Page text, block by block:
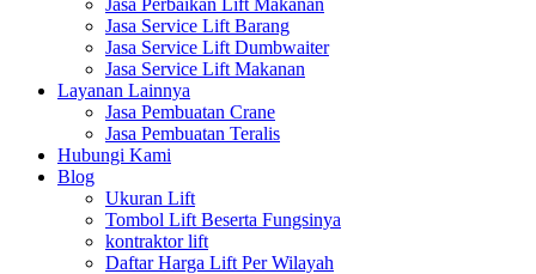
Jasa Service Lift Barang
Jasa Service Lift Dumbwaiter
Jasa Service Lift Makanan
Layanan Lainnya
Jasa Pembuatan Crane
Jasa Pembuatan Teralis
Hubungi Kami
Blog
Ukuran Lift
Tombol Lift Beserta Fungsinya
kontraktor lift
Daftar Harga Lift Per Wilayah